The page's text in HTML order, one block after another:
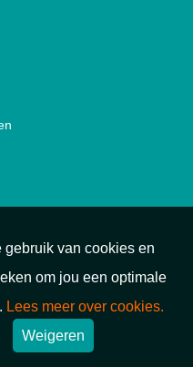
van cookies en
om jou een optimale
Lees meer over cookies.
Weigeren